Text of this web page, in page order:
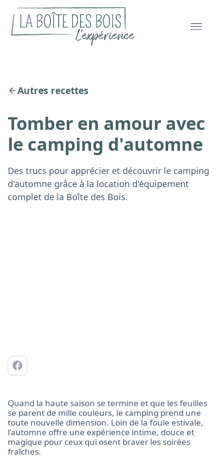
Autres recettes
Tomber en amour avec
le camping d'automne
Des trucs pour apprécier et découvrir le camping
d'automne grâce à la location d'équipement
complet de la Boîte des Bois.
Quand la haute saison se termine et que les feuilles
se parent de mille couleurs, le camping prend une
toute nouvelle dimension. Loin de la foule estivale,
l’automne offre une expérience intime, douce et
magique pour ceux qui osent braver les soirées
fraîches.